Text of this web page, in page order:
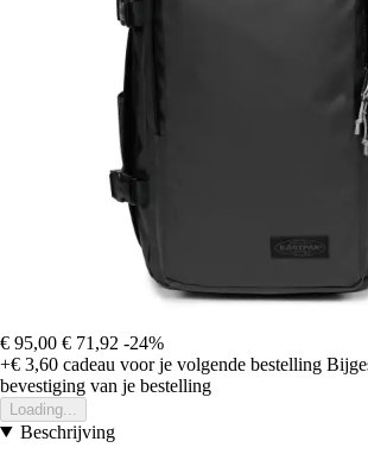
€ 95,00 € 71,92 -24%
+€ 3,60 cadeau voor je volgende bestelling
bevestiging van je bestelling
Loading...
Beschrijving